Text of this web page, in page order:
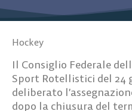
Hockey
Il Consiglio Federale
Sport Rotellistici del 24
deliberato
dopo la chiusura del